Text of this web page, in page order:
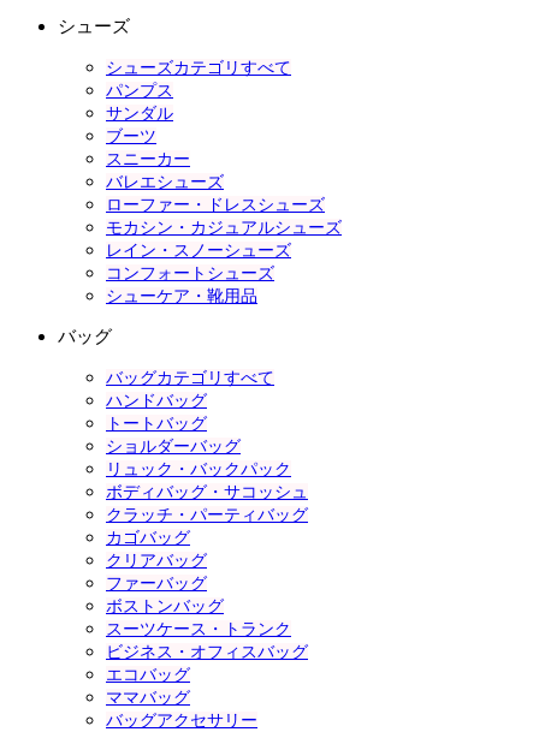
シューズ
シューズカテゴリすべて
パンプス
サンダル
ブーツ
スニーカー
バレエシューズ
ローファー・ドレスシューズ
モカシン・カジュアルシューズ
レイン・スノーシューズ
コンフォートシューズ
シューケア・靴用品
バッグ
バッグカテゴリすべて
ハンドバッグ
トートバッグ
ショルダーバッグ
リュック・バックパック
ボディバッグ・サコッシュ
クラッチ・パーティバッグ
カゴバッグ
クリアバッグ
ファーバッグ
ボストンバッグ
スーツケース・トランク
ビジネス・オフィスバッグ
エコバッグ
ママバッグ
バッグアクセサリー